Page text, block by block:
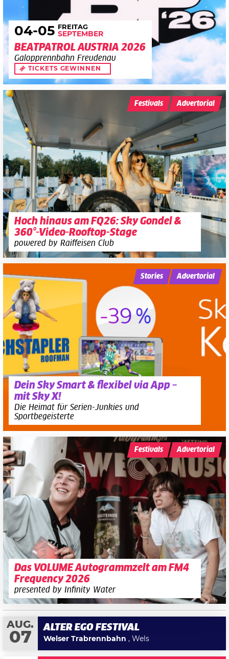
04-05 FREITAG
SEPTEMBER
BEATPATROL AUSTRIA 2026
Galopprennbahn Freudenau
TICKETS GEWINNEN
Hoch hinaus am FQ26: Sky Gondel &
360°-Video-Rooftop-Stage
powered by Raiffeisen Club
Festivals Advertorial
Dein Sky Smart & flexibel via App –
mit Sky X!
Die Heimat für Serien-Junkies und
Sportbegeisterte
Stories Advertorial
Das VOLUME Autogrammzelt am FM4
Frequency 2026
presented by Infinity Water
Festivals Advertorial
AUG.
07
ALTER EGO FESTIVAL
Welser Trabrennbahn , Wels